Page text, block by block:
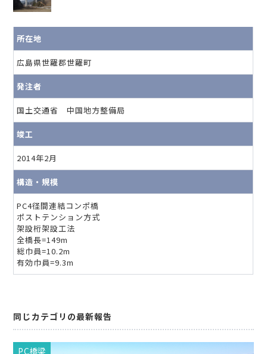
所在地
広島県世羅郡世羅町
発注者
国土交通省 中国地方整備局
竣工
2014年2月
構造・規模
PC4径間連結コンポ橋
ポストテンション方式
架設桁架設工法
全橋長=149m
総巾員=10.2m
有効巾員=9.3m
同じカテゴリの最新報告
PC橋梁